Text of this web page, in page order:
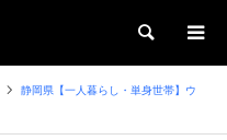
検索
静岡県【一人暮らし・単身世帯】ウ